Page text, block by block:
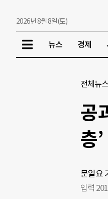
2026년 8월 8일(토)
뉴스 경제
전체뉴스
공
층’
문일요
입력